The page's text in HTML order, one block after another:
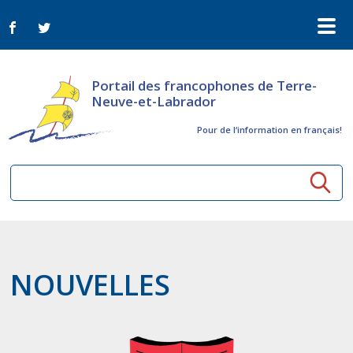
Portail des francophones de Terre-
Neuve-et-Labrador
Pour de l‘information en français!
Activités à distance
Appels d'offres du secteur culturel
Plan de Développement Global
Bulletin Le FrancoTNL
NOUVELLES